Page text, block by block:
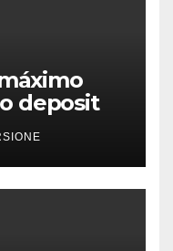
deposit
casino